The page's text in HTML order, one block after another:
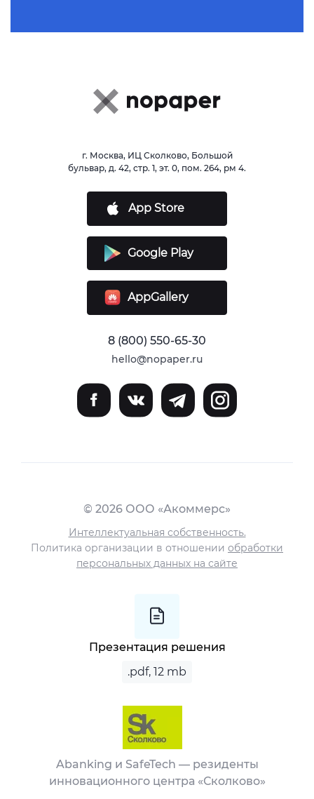
г. Москва, ИЦ Сколково, Большой
бульвар, д. 42, стр. 1, эт. 0, пом. 264, рм 4.
App Store
Google Play
AppGallery
8 (800) 550-65-30
hello@nopaper.ru
© 2026 ООО «Акоммерс»
Интеллектуальная собственность.
Политика организации в отношении обработки
персональных данных на сайте
Презентация решения
.pdf, 12 mb
Abanking и SafeTech — резиденты
инновационного центра «Сколково»